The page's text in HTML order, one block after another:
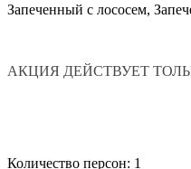
Запеченный с лососем,
АКЦИЯ ДЕЙСТВУЕТ
Количество персон: 1